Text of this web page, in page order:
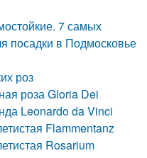
7 самых
посадки в Подмосковье
роз
роза Gloria Dei
Leonardo da Vinci
Flammentanz
Rosarium